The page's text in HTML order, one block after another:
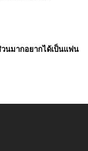
นมากอยากได้เป็นแฟน